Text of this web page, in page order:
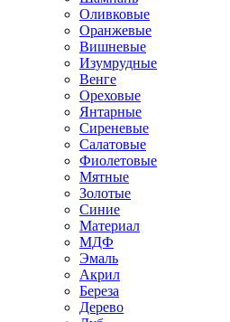
Оливковые
Оранжевые
Вишневые
Изумрудные
Венге
Ореховые
Янтарные
Сиреневые
Салатовые
Фиолетовые
Мятные
Золотые
Синие
Материал
МДФ
Эмаль
Акрил
Береза
Дерево